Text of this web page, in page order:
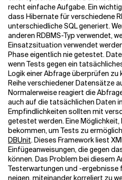
recht einfache Aufgabe. Ein
dass Hibernate für verschiedene
unterschiedliche SQL generiert.
anderen RDBMS-Typ verwendet,
Einsatzsituation verwendet
Phase eigentlich nie getestet.
wenn Tests gegen ein
Logik einer Abfrage überprüfen zu
Reihe verschiedener Datensätze
Normalerweise reagiert die
auch auf die tatsächlichen Daten
Empfindlichkeiten sollten mit
getestet werden. Eine
bekommen, um Tests zu
DBUnit. Dieses Framework liest
Einfügeanweisungen, die gegen
können. Das Problem bei diesem
Testerwartungen und -ergebnisse
neigen, miteinander korreliert zu